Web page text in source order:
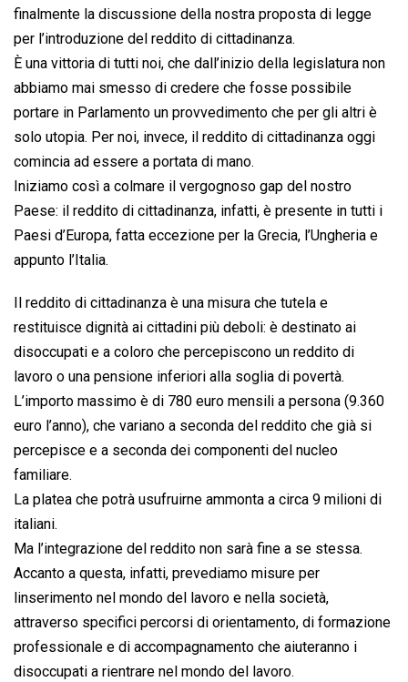
finalmente la discussione della nostra proposta di legge
per l’introduzione del reddito di cittadinanza.
È una vittoria di tutti noi, che dall’inizio della legislatura non
abbiamo mai smesso di credere che fosse possibile
portare in Parlamento un provvedimento che per gli altri è
solo utopia. Per noi, invece, il reddito di cittadinanza oggi
comincia ad essere a portata di mano.
Iniziamo così a colmare il vergognoso gap del nostro
Paese: il reddito di cittadinanza, infatti, è presente in tutti i
Paesi d’Europa, fatta eccezione per la Grecia, l’Ungheria e
appunto l’Italia.
Il reddito di cittadinanza è una misura che tutela e
restituisce dignità ai cittadini più deboli: è destinato ai
disoccupati e a coloro che percepiscono un reddito di
lavoro o una pensione inferiori alla soglia di povertà.
L’importo massimo è di 780 euro mensili a persona (9.360
euro l’anno), che variano a seconda del reddito che già si
percepisce e a seconda dei componenti del nucleo
familiare.
La platea che potrà usufruirne ammonta a circa 9 milioni di
italiani.
Ma l’integrazione del reddito non sarà fine a se stessa.
Accanto a questa, infatti, prevediamo misure per
linserimento nel mondo del lavoro e nella società,
attraverso specifici percorsi di orientamento, di formazione
professionale e di accompagnamento che aiuteranno i
disoccupati a rientrare nel mondo del lavoro.